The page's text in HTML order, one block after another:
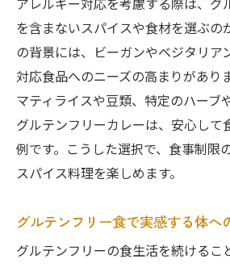
アレルギー対応を考慮する際は、グ
を含まないスパイスや食材を選ぶの
の背景には、ビーガンやベジタリア
対応食品へのニーズの高まりがあり
マティライスや豆類、特定のハーブ
グルテンフリーカレーは、安心して
例です。こうした選択で、食事制限
スパイス料理を楽しめます。
グルテンフリー食で実感する体へ
グルテンフリーの食生活を続けるこ